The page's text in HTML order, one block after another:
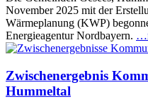
November 2025 mit der
Wärmeplanung (KWP)
Energieagentur Nordbayern.
Zwischenergebnis
Hummeltal